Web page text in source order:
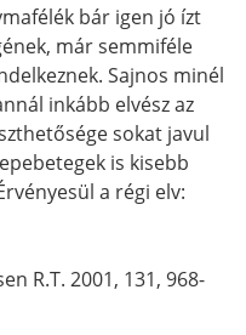
bár igen jó ízt
már semmiféle
Sajnos minél
inkább elvész az
sokat javul
is kisebb
a régi elv:
R.T. 2001, 131, 968-